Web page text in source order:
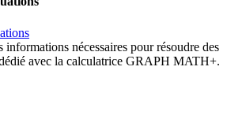
informations nécessaires pour résoudre des
avec la calculatrice GRAPH MATH+.